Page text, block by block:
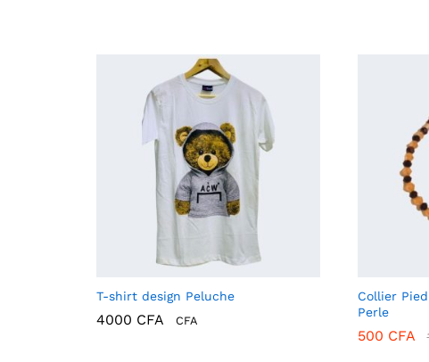
T-shirt design Peluche
4000 CFA CFA
Collier
Perle
500 CFA